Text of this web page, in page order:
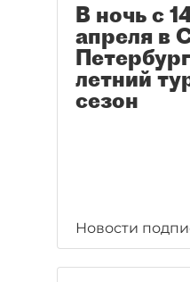
В ночь с
апреля в
летний
сезон
Новости